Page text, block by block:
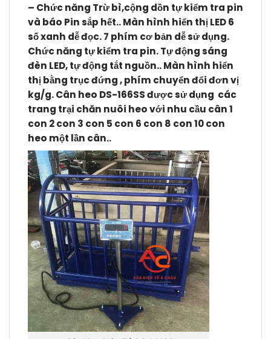
– Chức năng Trừ bì,cộng dồn tự kiểm tra pin
và báo Pin sắp hết.. Màn hình hiển thị LED 6
số xanh dễ đọc. 7 phím cơ bản dễ sử dụng.
Chức năng tự kiểm tra pin. Tự động sáng
đèn LED, tự động tắt nguồn.. Màn hình hiển
thị bằng trục đứng , phím chuyển đổi đơn vị
kg/g.Cân heo DS-166SSđược sử dụng các
trang trại chăn nuôi heo với nhu cầu cân 1
con 2 con 3 con 5 con 6 con 8 con 10 con
heo một lần cân..